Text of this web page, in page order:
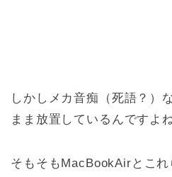
しかしメカ音痴（死語？）
まま放置しているんですよね
そもそもMacBookAirとこ